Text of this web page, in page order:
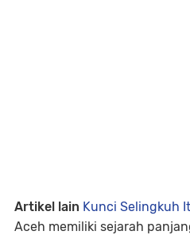
Artikel lain Kunci Selingkuh
Aceh memiliki sejarah